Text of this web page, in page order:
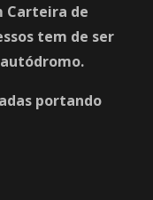
Carteira de
tem de ser
portando